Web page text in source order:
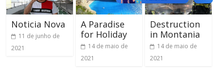
Noticia Nova
11 de junho de
2021
A Paradise
for Holiday
14 de maio de
2021
Destruction
in Montania
14 de maio de
2021